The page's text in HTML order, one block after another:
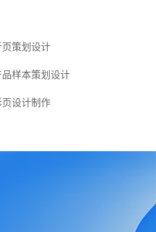
策划设计
样本策划设计
设计制作